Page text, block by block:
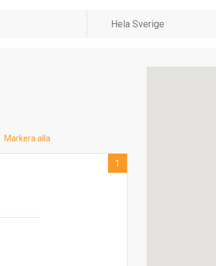
Markera alla
1